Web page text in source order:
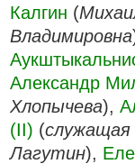
Калгин (
Владимировна
Александр
Хлопычева),
(II) (служащая
Лагутин),